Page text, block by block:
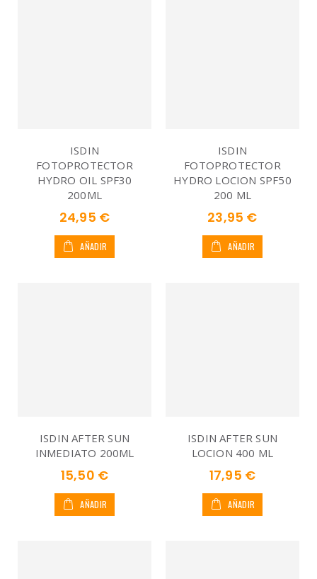
ISDIN
FOTOPROTECTOR
HYDRO OIL SPF30
200ML
24,95 €
AÑADIR
ISDIN
FOTOPROTECTOR
HYDRO LOCION SPF50
200 ML
23,95 €
AÑADIR
ISDIN AFTER SUN
INMEDIATO 200ML
15,50 €
AÑADIR
ISDIN AFTER SUN
LOCION 400 ML
17,95 €
AÑADIR